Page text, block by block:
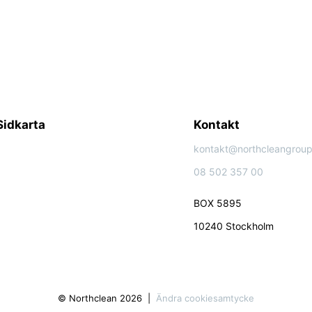
Kontakt
08 502 357 00
BOX 5895
10240 Stockholm
© Northclean 2026 Ändra cookiesamtycke